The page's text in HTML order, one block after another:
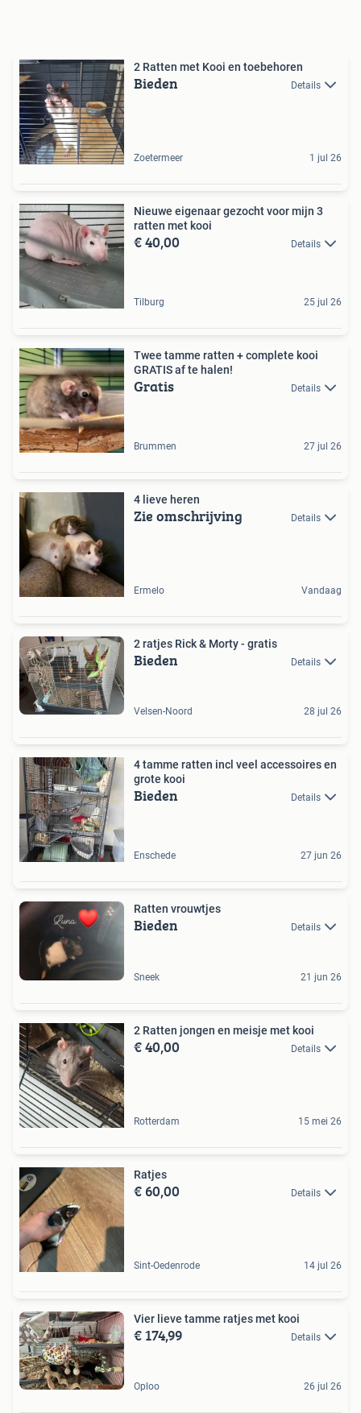
2 Ratten met Kooi en toebehoren
Bieden Details
Zoetermeer 1 jul 26
Nieuwe eigenaar gezocht voor mijn 3
ratten met kooi
€ 40,00 Details
Tilburg 25 jul 26
Twee tamme ratten + complete kooi
GRATIS af te halen!
Gratis Details
Brummen 27 jul 26
4 lieve heren
Zie omschrijving Details
Ermelo Vandaag
2 ratjes Rick & Morty - gratis
Bieden Details
Velsen-Noord 28 jul 26
4 tamme ratten incl veel accessoires en
grote kooi
Bieden Details
Enschede 27 jun 26
Ratten vrouwtjes
Bieden Details
Sneek 21 jun 26
2 Ratten jongen en meisje met kooi
€ 40,00 Details
Rotterdam 15 mei 26
Ratjes
€ 60,00 Details
Sint-Oedenrode 14 jul 26
Vier lieve tamme ratjes met kooi
€ 174,99 Details
Oploo 26 jul 26